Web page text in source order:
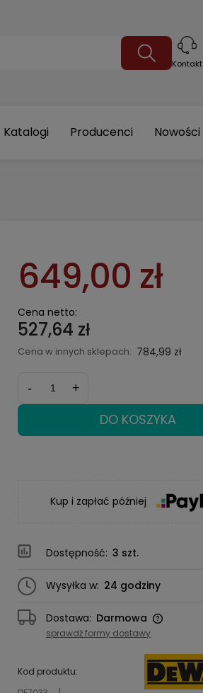
Kontakt
Katalogi Producenci Nowości
649,00 zł
Cena netto:
527,64 zł
Cena w innych sklepach: 784,99 zł
- +
DO KOSZYKA
Kup i zapłać później
Dostępność: 3 szt.
Wysyłka w: 24 godziny
Dostawa: Darmowa
kosztów płatności
sprawdź formy dostawy
Kod produktu: